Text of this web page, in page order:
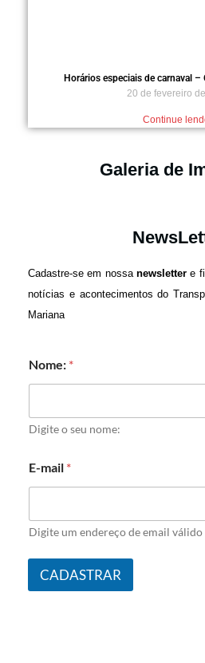
Horários especiais de carnaval –
20 de fevereiro
Continue
Galeria de
Cadastre-se em nossa newslettere
notícias e acontecimentos do
Mariana
Nome: *
Digite o seu nome:
E-mail *
Digite um endereço de email válido
CADASTRAR